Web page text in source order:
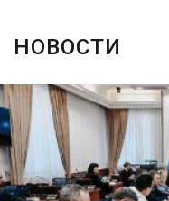
НОВОСТИ